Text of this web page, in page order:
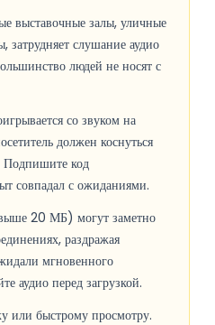
выставочные залы, уличные
затрудняет слушание аудио
людей не носят с
со звуком на
должен коснуться
Подпишите код
совпадал с ожиданиями.
20 МБ) могут заметно
раздражая
мгновенного
аудио перед загрузкой.
или быстрому просмотру.